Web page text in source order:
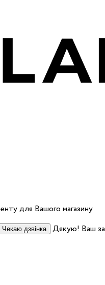
для Вашого магазину
Чекаю дзвінка
Дякую! Ваш